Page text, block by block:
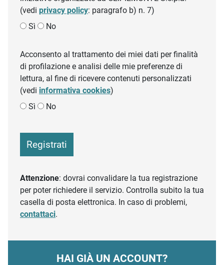
(vedi privacy policy: paragrafo b) n. 7)
Sì
No
Acconsento al trattamento dei miei dati per finalità
di profilazione e analisi delle mie preferenze di
lettura, al fine di ricevere contenuti personalizzati
(vedi informativa cookies)
Sì
No
Registrati
Attenzione: dovrai convalidare la tua registrazione
per poter richiedere il servizio. Controlla subito la tua
casella di posta elettronica. In caso di problemi,
contattaci.
HAI GIÀ UN ACCOUNT?